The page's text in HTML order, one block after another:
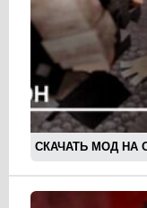
СКАЧАТЬ МОД НА